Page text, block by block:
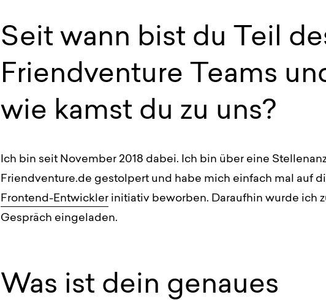
Seit wann bist du Teil
Friendventure Teams
wie kamst du zu uns?
Ich bin seit November 2018 dabei. Ich bin über eine
Friendventure.de gestolpert und habe mich einfach mal auf
Frontend-Entwicklerinitiativ beworben. Daraufhin wurde ich
Gespräch eingeladen.
Was ist dein genaues